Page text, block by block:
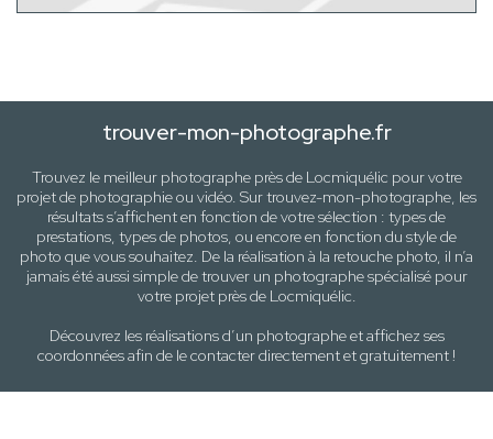
trouver-mon-photographe.fr
Trouvez le meilleur photographe près de Locmiquélic pour votre
projet de photographie ou vidéo. Sur trouvez-mon-photographe, les
résultats s’affichent en fonction de votre sélection : types de
prestations, types de photos, ou encore en fonction du stylede
photo que vous souhaitez. De la réalisation à la retouche photo, il n’a
jamais été aussi simple de trouver un photographe spécialisé pour
votre projet près de Locmiquélic.
Découvrez les réalisations d’un photographe et affichez ses
coordonnées afin de le contacter directement et gratuitement !